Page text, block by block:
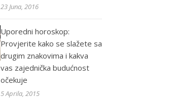
23 Juna, 2016
Uporedni horoskop:
Provjerite kako se slažete sa
drugim znakovima i kakva
vas zajednička budućnost
očekuje
5 Aprila, 2015